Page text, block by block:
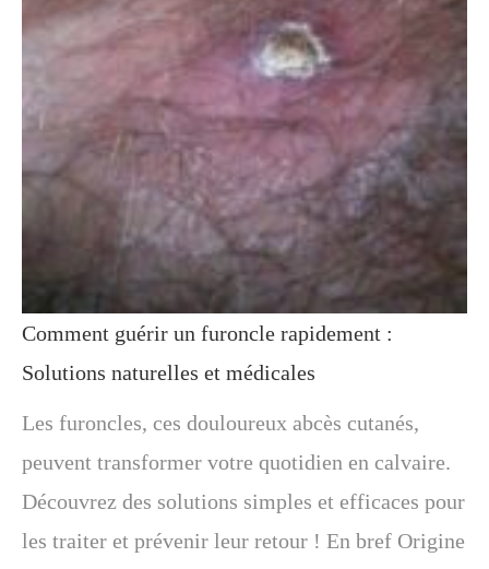
Comment guérir un furoncle rapidement :
Solutions naturelles et médicales
Les furoncles, ces douloureux abcès cutanés,
peuvent transformer votre quotidien en calvaire.
Découvrez des solutions simples et efficaces pour
les traiter et prévenir leur retour ! En bref Origine